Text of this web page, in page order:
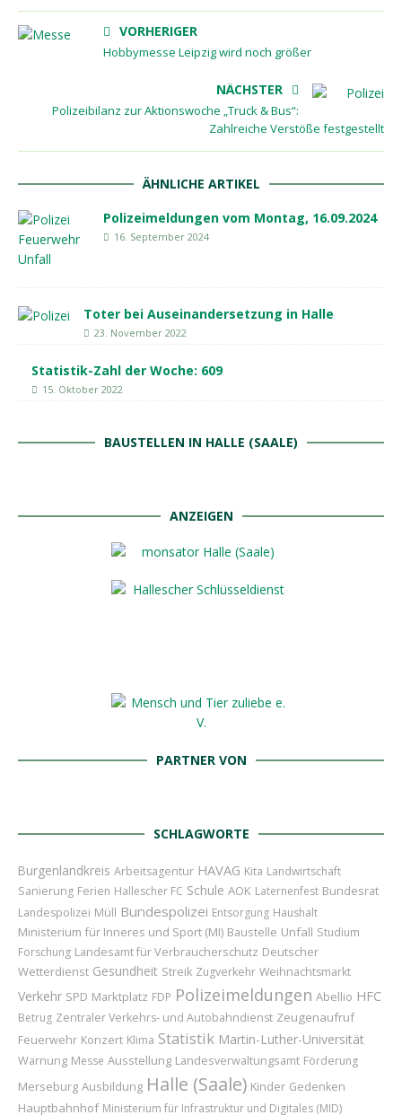
VORHERIGER
Hobbymesse Leipzig wird noch größer
NÄCHSTER
Polizeibilanz zur Aktionswoche „Truck & Bus“:
Zahlreiche Verstöße festgestellt
ÄHNLICHE ARTIKEL
Polizeimeldungen vom Montag, 16.09.2024
16. September 2024
Toter bei Auseinandersetzung in Halle
23. November 2022
Statistik-Zahl der Woche: 609
15. Oktober 2022
BAUSTELLEN IN HALLE (SAALE)
ANZEIGEN
PARTNER VON
SCHLAGWORTE
Burgenlandkreis Arbeitsagentur HAVAG Kita Landwirtschaft
Sanierung Ferien Hallescher FC Schule AOK Laternenfest Bundesrat
Landespolizei Müll Bundespolizei Entsorgung Haushalt
Ministerium für Inneres und Sport (MI) Baustelle Unfall Studium
Forschung Landesamt für Verbraucherschutz Deutscher
Wetterdienst Gesundheit Streik Zugverkehr Weihnachtsmarkt
Verkehr SPD Marktplatz FDP Polizeimeldungen Abellio HFC
Betrug Zentraler Verkehrs- und Autobahndienst Zeugenaufruf
Feuerwehr Konzert Klima Statistik Martin-Luther-Universität
Warnung Messe Ausstellung Landesverwaltungsamt Förderung
Merseburg Ausbildung Halle (Saale) Kinder Gedenken
Hauptbahnhof Ministerium für Infrastruktur und Digitales (MID)